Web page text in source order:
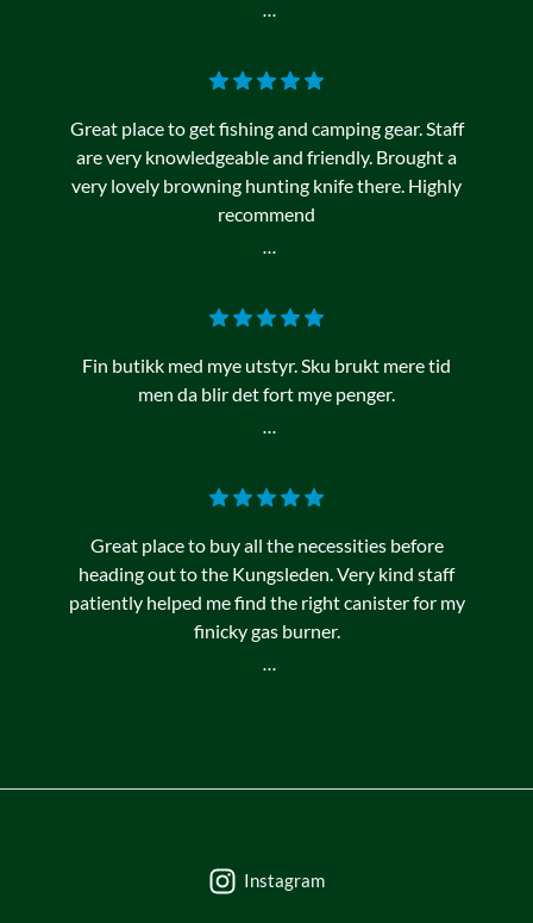
...
Great place to get fishing and camping gear. Staff
are very knowledgeable and friendly. Brought a
very lovely browning hunting knife there. Highly
recommend
...
Fin butikk med mye utstyr. Sku brukt mere tid
men da blir det fort mye penger.
...
Great place to buy all the necessities before
heading out to the Kungsleden. Very kind staff
patiently helped me find the right canister for my
finicky gas burner.
...
Instagram